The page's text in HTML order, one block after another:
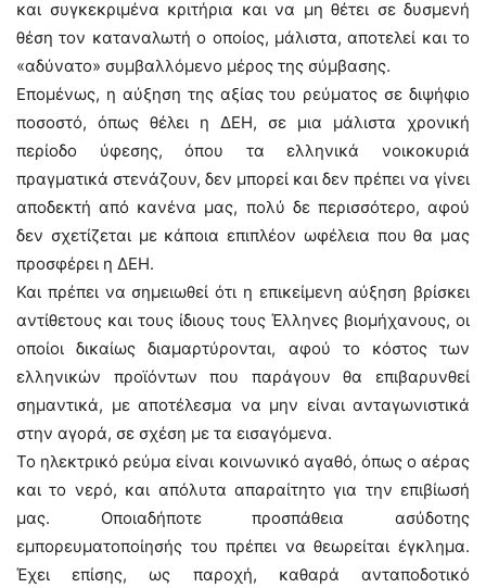
και συγκεκριμένα κριτήρια και να μη θέτει σε δυσμενή
θέση τον καταναλωτή ο οποίος, μάλιστα, αποτελεί και το
«αδύνατο» συμβαλλόμενο μέρος της σύμβασης.
Επομένως, η αύξηση της αξίας του ρεύματος σε διψήφιο
ποσοστό, όπως θέλει η ΔΕΗ, σε μια μάλιστα χρονική
περίοδο ύφεσης, όπου τα ελληνικά νοικοκυριά
πραγματικά στενάζουν, δεν μπορεί και δεν πρέπει να γίνει
αποδεκτή από κανένα μας, πολύ δε περισσότερο, αφού
δεν σχετίζεται με κάποια επιπλέον ωφέλεια που θα μας
προσφέρει η ΔΕΗ.
Και πρέπει να σημειωθεί ότι η επικείμενη αύξηση βρίσκει
αντίθετους και τους ίδιους τους Έλληνες βιομήχανους, οι
οποίοι δικαίως διαμαρτύρονται, αφού το κόστος των
ελληνικών προϊόντων που παράγουν θα επιβαρυνθεί
σημαντικά, με αποτέλεσμα να μην είναι ανταγωνιστικά
στην αγορά, σε σχέση με τα εισαγόμενα.
Το ηλεκτρικό ρεύμα είναι κοινωνικό αγαθό, όπως ο αέρας
και το νερό, και απόλυτα απαραίτητο για την επιβίωσή
μας. Οποιαδήποτε προσπάθεια ασύδοτης
εμπορευματοποίησής του πρέπει να θεωρείται έγκλημα.
Έχει επίσης, ως παροχή, καθαρά ανταποδοτικό